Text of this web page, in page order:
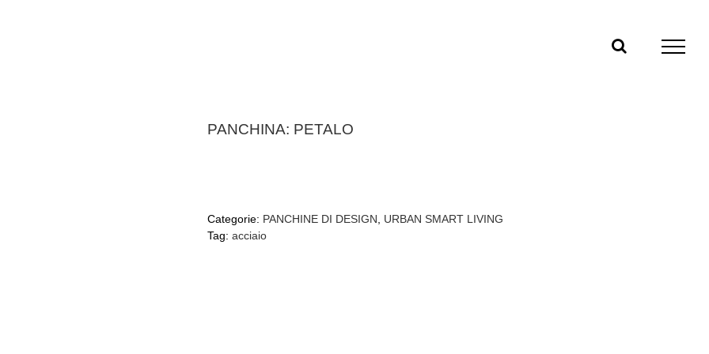
PANCHINA: PETALO
Categorie: PANCHINE DI DESIGN
URBAN SMART LIVING
Tag: acciaio